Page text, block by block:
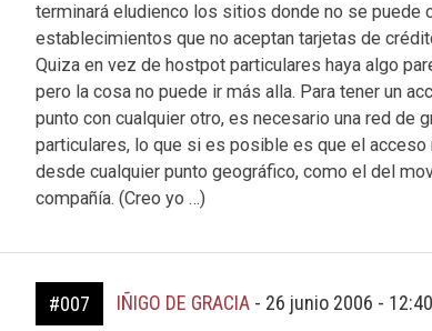
terminará eludienco los sitios donde no se puede
establecimientos que no aceptan tarjetas de
Quiza en vez de hostpot particulares haya algo
pero la cosa no puede ir más alla. Para tener un
punto con cualquier otro, es necesario una red de
particulares, lo que si es posible es que el
desde cualquier punto geográfico, como el del
compañía. (Creo yo …)
#007 IÑIGO DE GRACIA- 26 junio 2006 - 12:40